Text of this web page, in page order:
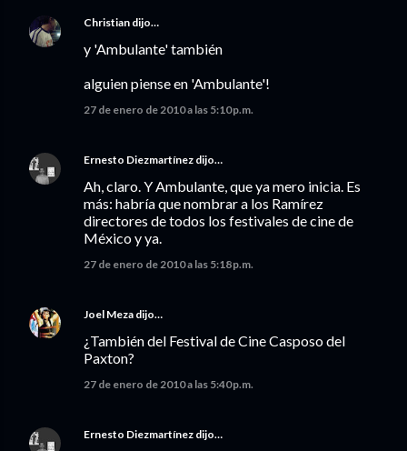
Christian dijo…
y 'Ambulante' también
alguien piense en 'Ambulante'!
27 de enero de 2010 a las 5:10 p.m.
Ernesto Diezmartínez dijo…
Ah, claro. Y Ambulante, que ya mero inicia. Es
más: habría que nombrar a los Ramírez
directores de todos los festivales de cine de
México y ya.
27 de enero de 2010 a las 5:18 p.m.
Joel Meza dijo…
¿También del Festival de Cine Casposo del
Paxton?
27 de enero de 2010 a las 5:40 p.m.
Ernesto Diezmartínez dijo…